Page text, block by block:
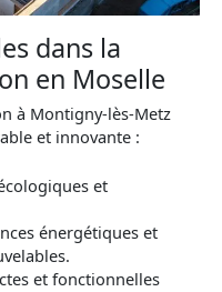
dans la
en Moselle
à Montigny-lès-Metz
et innovante :
et
énergétiques et
et fonctionnelles